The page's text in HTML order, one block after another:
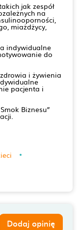
jak zespół
na
miażdżycy,
indywidualne
do
i żywienia
pacjenta i
Biznesu”
Dodaj opinię